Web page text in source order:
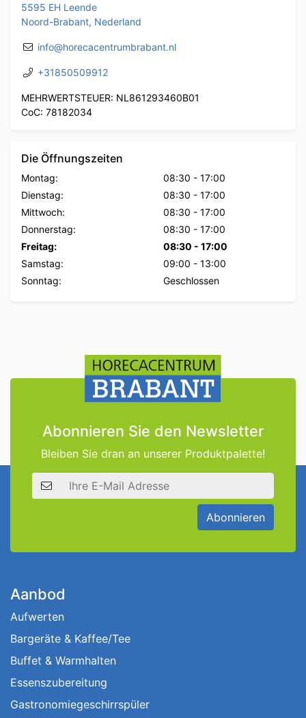
5595 EH Leende
Noord-Brabant, Nederland
info@horecacentrumbrabant.nl
+31850509912
MEHRWERTSTEUER: NL861293460B01
CoC: 78182034
Die Öffnungszeiten
Montag: 08:30 - 17:00
Dienstag:
08:30 - 17:00
Mittwoch:
08:30 - 17:00
Donnerstag:
08:30 - 17:00
Freitag:
08:30 - 17:00
Samstag:
09:00 - 13:00
Sonntag:
Geschlossen
Abonnieren Sie den Newsletter
Bleiben Sie dran an unserer Produktpalette!
E-Mail Adresse
Abonnieren
Aanbod
Aufwerten
Bargeräte & Kaffee/Tee
Buffet & Warmhalten
Essenszubereitung
Gastronomiegeschirrspüler